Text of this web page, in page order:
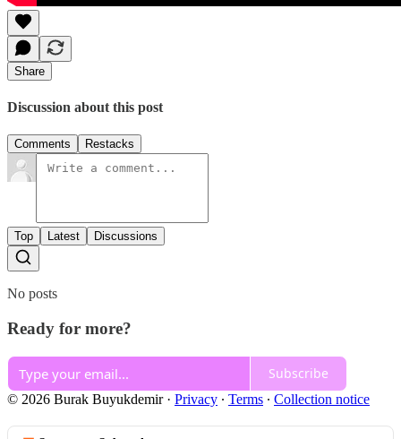
Share
Discussion about this post
Comments Restacks
Top Latest Discussions
No posts
Ready for more?
Subscribe
© 2026 Burak Buyukdemir· Privacy ∙ Terms ∙ Collection notice